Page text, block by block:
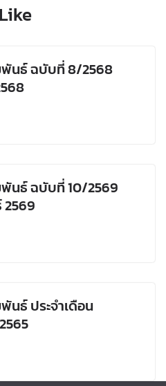
พันธ์ ฉบับที่ 8/2568
นธ์ ฉบับที่ 10/2569
2569
นธ์ ประจำเดือน